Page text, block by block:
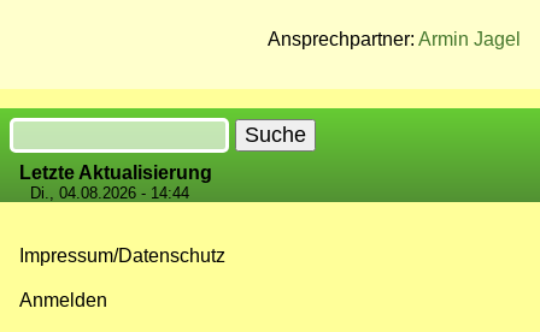
Ansprechpartner: Armin Jagel
Suche
Letzte Aktualisierung
Di., 04.08.2026 - 14:44
Impressum/Datenschutz
Anmelden